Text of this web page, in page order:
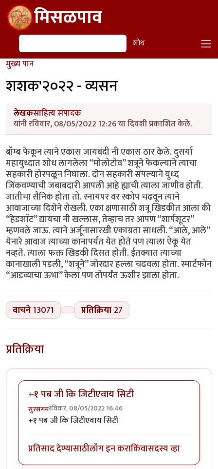
Skip to main contentमिसळपाव
शोध शोध
मुख्य पान
शशक'२०२२ - व्यसन
लेखकसाहित्य संपादक
यांनी रविवार, 08/05/2022 12:26 या दिवशी प्रकाशित केले.
बॉम्ब फेकून त्याने एकास जायबंदी नी एकास ठार केले. दुसर्या
महायुध्दात शोध लागलेला “मोलोटोव” शत्रूने फेकल्याने त्याचा
सहकारी होरपळून निघाला. दोन सहकारी संपल्याने युध्द
जिंकवण्याची जबाबदारी आपली आहे ह्याची त्याला जाणीव होती.
जातीचा सैनिक होता तो. स्नायपर वर स्कोप चढवून त्याने
आवाजाच्या दिशेने रोखली. एका क्षणासाठी शत्रू खिडकीत आला की
“हेडशाॅट” द्यायचा नी खल्लास, तेव्हाच तर आपण “शार्पशूटर”
म्हणवले जाऊ. त्याने अर्जूनासारखी एकाग्रता साधली. “आले, आले”
येनारे आवाज त्याच्या कानापर्यंत येत होते पण त्याला ऐकू येत
नव्हते. त्याला फक्त खिडकी दिसत होती. ईतक्यात त्याच्या
कानाखाली पडली, “शत्रूने” जोरदार हल्ला चढवला होता. स्मार्टफोन
“आडव्याचा ऊभा” केला पण तोपर्यंत ऊशीर झाला होता.
वाचने13071 प्रतिक्रिया 27
प्रतिक्रिया
+१ पब जी कि जिटीएवाय सिटी
सुरसंगमरविवार, 08/05/2022 16:46
+१ पब जी कि जिटीएवाय सिटी
प्रतिसाद देण्यासाठीलॉग इन कराकिंवासदस्य व्हा